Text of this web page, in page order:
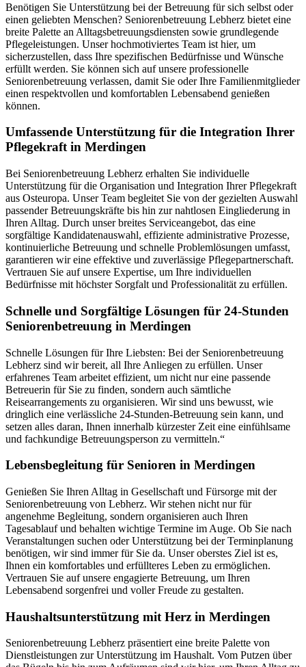
Benötigen Sie Unterstützung bei der Betreuung für sich selbst oder
einen geliebten Menschen? Seniorenbetreuung Lebherz bietet eine
breite Palette an Alltagsbetreuungsdiensten sowie grundlegende
Pflegeleistungen. Unser hochmotiviertes Team ist hier, um
sicherzustellen, dass Ihre spezifischen Bedürfnisse und Wünsche
erfüllt werden. Sie können sich auf unsere professionelle
Seniorenbetreuung verlassen, damit Sie oder Ihre Familienmitglieder
einen respektvollen und komfortablen Lebensabend genießen
können.
Umfassende Unterstützung für die Integration Ihrer
Pflegekraft in Merdingen
Bei Seniorenbetreuung Lebherz erhalten Sie individuelle
Unterstützung für die Organisation und Integration Ihrer Pflegekraft
aus Osteuropa. Unser Team begleitet Sie von der gezielten Auswahl
passender Betreuungskräfte bis hin zur nahtlosen Eingliederung in
Ihren Alltag. Durch unser breites Serviceangebot, das eine
sorgfältige Kandidatenauswahl, effiziente administrative Prozesse,
kontinuierliche Betreuung und schnelle Problemlösungen umfasst,
garantieren wir eine effektive und zuverlässige Pflegepartnerschaft.
Vertrauen Sie auf unsere Expertise, um Ihre individuellen
Bedürfnisse mit höchster Sorgfalt und Professionalität zu erfüllen.
Schnelle und Sorgfältige Lösungen für 24-Stunden
Seniorenbetreuung in Merdingen
Schnelle Lösungen für Ihre Liebsten: Bei der Seniorenbetreuung
Lebherz sind wir bereit, all Ihre Anliegen zu erfüllen. Unser
erfahrenes Team arbeitet effizient, um nicht nur eine passende
Betreuerin für Sie zu finden, sondern auch sämtliche
Reisearrangements zu organisieren. Wir sind uns bewusst, wie
dringlich eine verlässliche 24-Stunden-Betreuung sein kann, und
setzen alles daran, Ihnen innerhalb kürzester Zeit eine einfühlsame
und fachkundige Betreuungsperson zu vermitteln.“
Lebensbegleitung für Senioren in Merdingen
Genießen Sie Ihren Alltag in Gesellschaft und Fürsorge mit der
Seniorenbetreuung von Lebherz. Wir stehen nicht nur für
angenehme Begleitung, sondern organisieren auch Ihren
Tagesablauf und behalten wichtige Termine im Auge. Ob Sie nach
Veranstaltungen suchen oder Unterstützung bei der Terminplanung
benötigen, wir sind immer für Sie da. Unser oberstes Ziel ist es,
Ihnen ein komfortables und erfüllteres Leben zu ermöglichen.
Vertrauen Sie auf unsere engagierte Betreuung, um Ihren
Lebensabend sorgenfrei und voller Freude zu gestalten.
Haushalts­unterstützung mit Herz in Merdingen
Seniorenbetreuung Lebherz präsentiert eine breite Palette von
Dienstleistungen zur Unterstützung im Haushalt. Vom Putzen über